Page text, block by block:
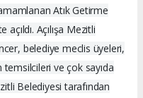
Atık Getirme
Açılışa Mezitli
belediye meclis üyeleri,
ve çok sayıda
Belediyesi tarafından